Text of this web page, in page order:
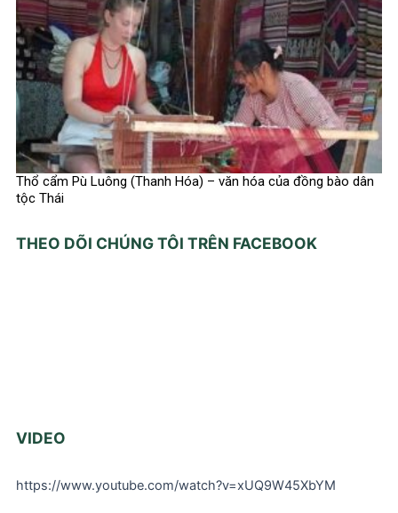
Thổ cẩm Pù Luông (Thanh Hóa) – văn hóa của đồng bào dân
tộc Thái
THEO DÕI CHÚNG TÔI TRÊN FACEBOOK
VIDEO
https://www.youtube.com/watch?v=xUQ9W45XbYM